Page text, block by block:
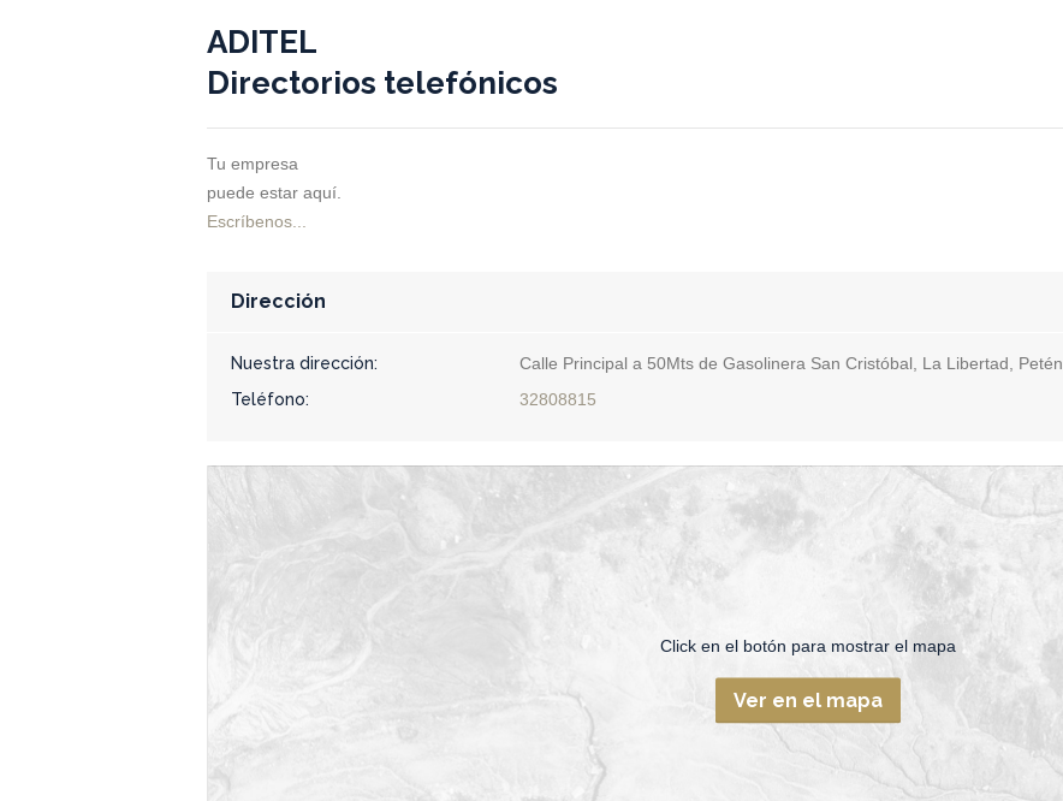
ADITEL
Directorios telefónicos
Tu empresa
puede estar aquí.
Escríbenos...
Dirección
Nuestra dirección:
Calle Principal a 50Mts de Gasolinera San Cristóbal, La Libertad, Petén
Teléfono:
32808815
Click en el botón para mostrar el mapa
Ver en el mapa